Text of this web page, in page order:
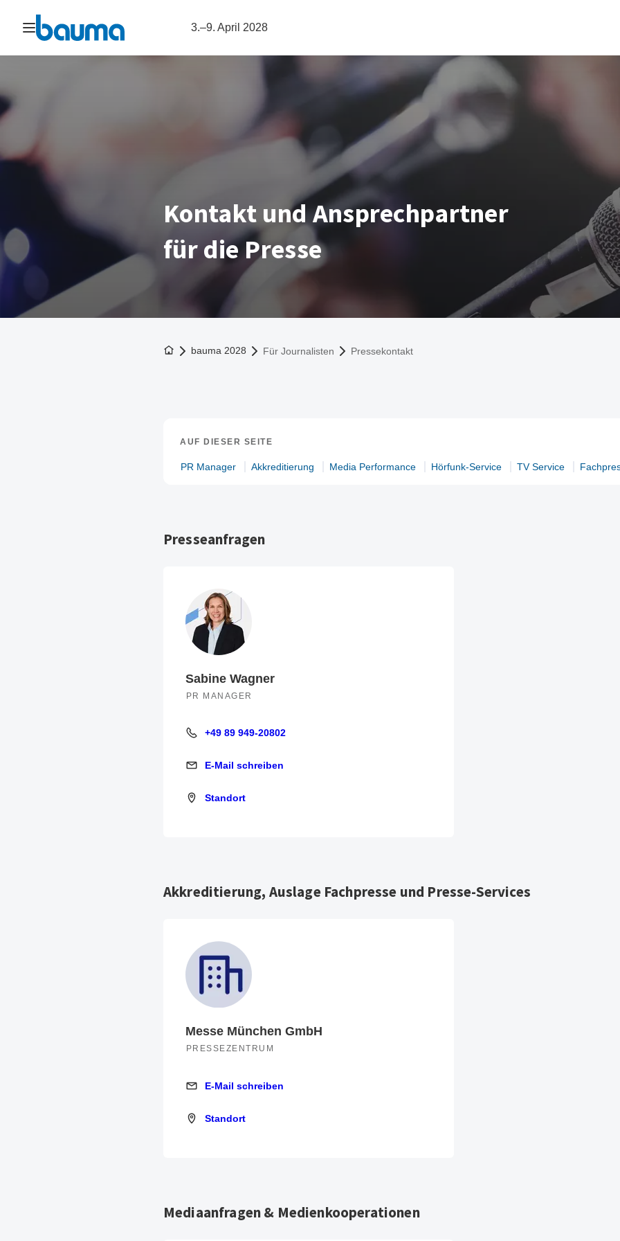
Navigation öffnen 3.–9. April 2028
Kontakt und Ansprechpartner
für die Presse
Zur Startseite
bauma 2028 Für Journalisten Pressekontakt
AUF DIESER SEITE
PR Manager Akkreditierung Media Performance Hörfunk-Service TV Service
Presseanfragen
Sabine Wagner
PR MANAGER
+49 89 949-20802
+49 89 949-20802
E-Mail schreiben
E-Mail schreiben
Standort
Standort
Akkreditierung, Auslage Fachpresse und Presse-Services
Messe München GmbH
PRESSEZENTRUM
E-Mail schreiben
E-Mail schreiben
Standort
Standort
Mediaanfragen & Medienkooperationen